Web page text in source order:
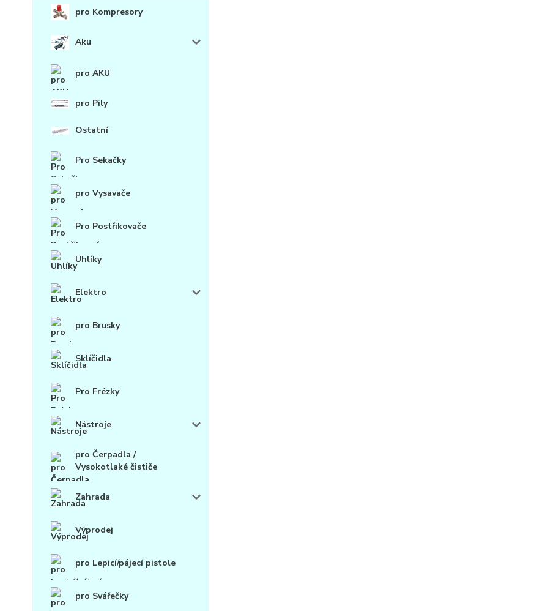
pro Kompresory
Aku
pro AKU
pro Pily
Ostatní
Pro Sekačky
pro Vysavače
Pro Postřikovače
Uhlíky
Elektro
pro Brusky
Sklíčidla
Pro Frézky
Nástroje
pro Čerpadla /
Vysokotlaké čističe
Zahrada
Výprodej
pro Lepicí/pájecí pistole
pro Svářečky